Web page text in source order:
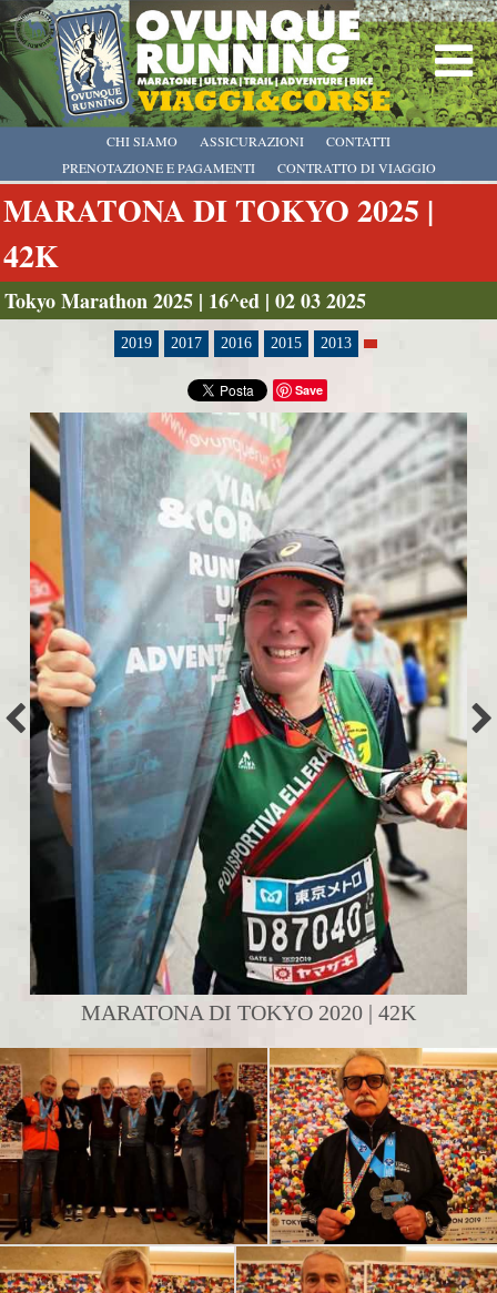
CHI SIAMO
PRENOTAZIONE E PAGAMENTI
CONTRATTO DI VIAGGIO
ASSICURAZIONI CONTATTI
MARATONA DI TOKYO 2025 |
42K
Tokyo Marathon 2025 | 16^ed | 02 03 2025
2019 2017 2016 2015 2013
Save
MARATONA DI TOKYO 2020 | 42K